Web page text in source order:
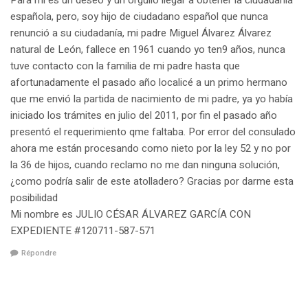
española, pero, soy hijo de ciudadano español que nunca
renunció a su ciudadanía, mi padre Miguel Álvarez Álvarez
natural de León, fallece en 1961 cuando yo ten9 años, nunca
tuve contacto con la familia de mi padre hasta que
afortunadamente el pasado año localicé a un primo hermano
que me envió la partida de nacimiento de mi padre, ya yo había
iniciado los trámites en julio del 2011, por fin el pasado año
presentó el requerimiento qme faltaba. Por error del consulado
ahora me están procesando como nieto por la ley 52 y no por
la 36 de hijos, cuando reclamo no me dan ninguna solución,
¿como podría salir de este atolladero? Gracias por darme esta
posibilidad
Mi nombre es JULIO CÉSAR ÁLVAREZ GARCÍA CON
EXPEDIENTE #120711-587-571
Répondre